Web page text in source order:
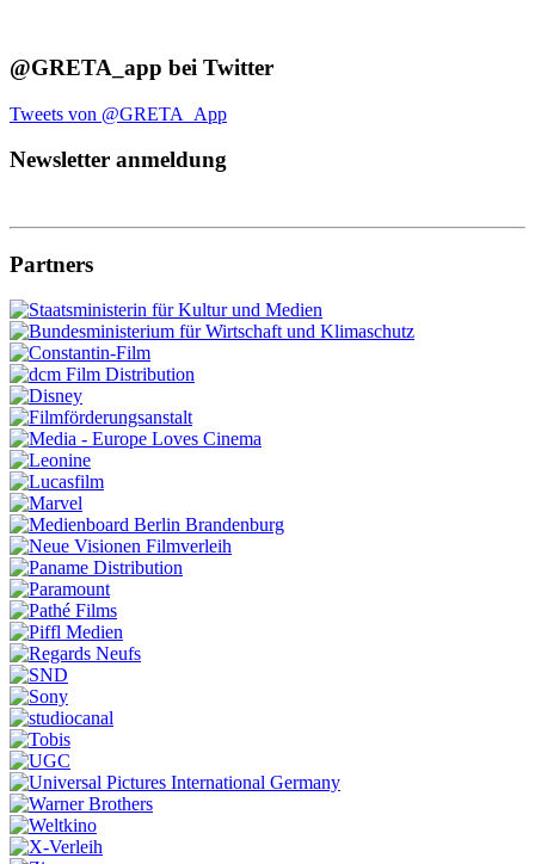
@GRETA_app bei Twitter
Tweets von @GRETA_App
Newsletter anmeldung
Partners